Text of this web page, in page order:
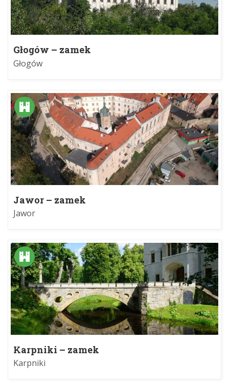
Głogów – zamek
Głogów
Jawor – zamek
Jawor
Karpniki – zamek
Karpniki